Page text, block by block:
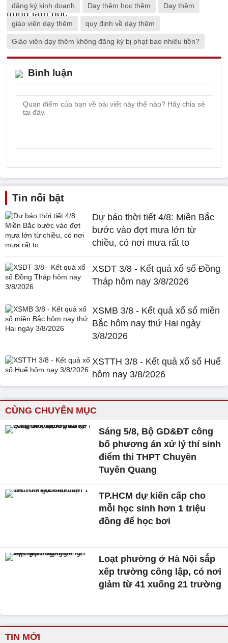
đăng ký kinh doanh Dạy thêm học thêm Dạy thêm
giáo viên dạy thêm quy định về dạy thêm
Giáo viên dạy thêm không đăng ký bị phạt bao nhiêu tiền?
Bình luận
Tin nổi bật
Dự báo thời tiết 4/8: Miền Bắc
bước vào đợt mưa lớn từ
chiều, có nơi mưa rất to
XSDT 3/8 - Kết quả xổ số Đồng
Tháp hôm nay 3/8/2026
XSMB 3/8 - Kết quả xổ số miền
Bắc hôm nay thứ Hai ngày
3/8/2026
XSTTH 3/8 - Kết quả xổ số Huế
hôm nay 3/8/2026
CÙNG CHUYÊN MỤC
Sáng 5/8, Bộ GD&ĐT công
bố phương án xử lý thí sinh
điểm thi THPT Chuyên
Tuyên Quang
TP.HCM dự kiến cấp cho
mỗi học sinh hơn 1 triệu
đồng để học bơi
Loạt phường ở Hà Nội sắp
xếp trường công lập, có nơi
giảm từ 41 xuống 21 trường
TIN MỚI